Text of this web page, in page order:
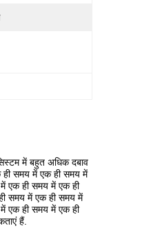
में बहुत अधिक दबाव
ही समय में एक ही समय में
एक ही समय में एक ही
समय में एक ही समय में
एक ही समय में एक ही
हैं.